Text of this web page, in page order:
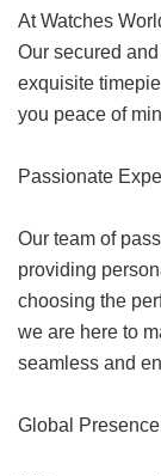
At Watches
Our secured
exquisite
you peace of
Passionate
Our team of
providing
choosing the
we are here to
seamless and
Global